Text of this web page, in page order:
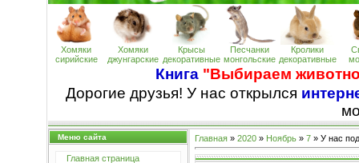
Хомяки
сирийские
Хомяки
джунгарские
Крысы
декоративные
Песчанки
монгольские
Кролики
декоративные
Книга "Выбираем
Дорогие друзья! У нас открылся
Меню сайта
Главная страница
Главная» 2020 » Ноябрь » 7» У нас